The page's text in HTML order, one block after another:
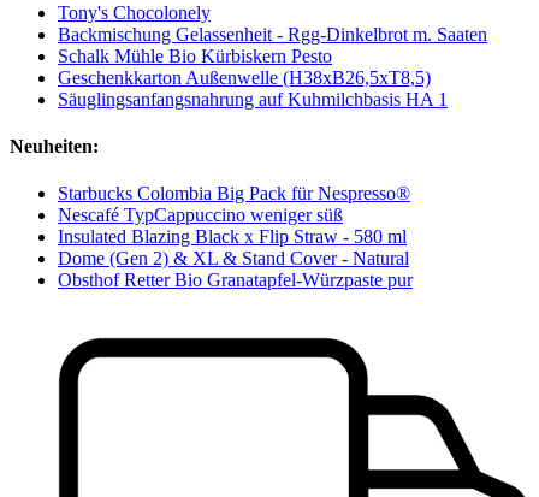
Tony's Chocolonely
Backmischung Gelassenheit - Rgg-Dinkelbrot m. Saaten
Schalk Mühle Bio Kürbiskern Pesto
Geschenkkarton Außenwelle (H38xB26,5xT8,5)
Säuglingsanfangsnahrung auf Kuhmilchbasis HA 1
Neuheiten:
Starbucks Colombia Big Pack für Nespresso®
Nescafé TypCappuccino weniger süß
Insulated Blazing Black x Flip Straw - 580 ml
Dome (Gen 2) & XL & Stand Cover - Natural
Obsthof Retter Bio Granatapfel-Würzpaste pur